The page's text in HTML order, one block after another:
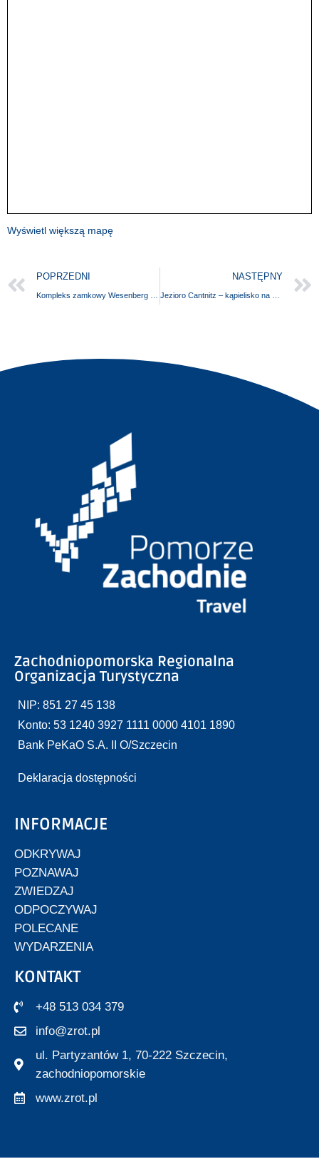
Wyświetl większą mapę
POPRZEDNI NASTĘPNY
Zachodniopomorska Regionalna
Organizacja Turystyczna
NIP: 851 27 45 138
Konto: 53 1240 3927 1111 0000 4101 1890
Bank PeKaO S.A. II O/Szczecin
Deklaracja dostępności
INFORMACJE
ODKRYWAJ
POZNAWAJ
ZWIEDZAJ
ODPOCZYWAJ
POLECANE
WYDARZENIA
KONTAKT
+48 513 034 379
info@zrot.pl
ul. Partyzantów 1, 70-222 Szczecin,
zachodniopomorskie
www.zrot.pl